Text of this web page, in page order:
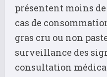
présentent moins
cas de
gras cru ou non
surveillance des
consultation